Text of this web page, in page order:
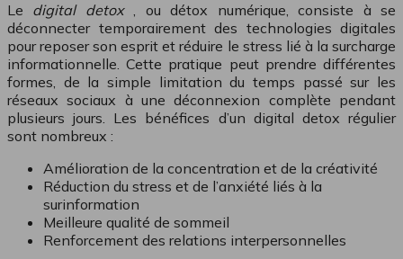
Le digital detox, ou détox numérique, consiste à se
déconnecter temporairement des technologies digitales
pour reposer son esprit et réduire le stress lié à la surcharge
informationnelle. Cette pratique peut prendre différentes
formes, de la simple limitation du temps passé sur les
réseaux sociaux à une déconnexion complète pendant
plusieurs jours. Les bénéfices d’un digital detox régulier
sont nombreux :
Amélioration de la concentration et de la créativité
Réduction du stress et de l’anxiété liés à la
surinformation
Meilleure qualité de sommeil
Renforcement des relations interpersonnelles